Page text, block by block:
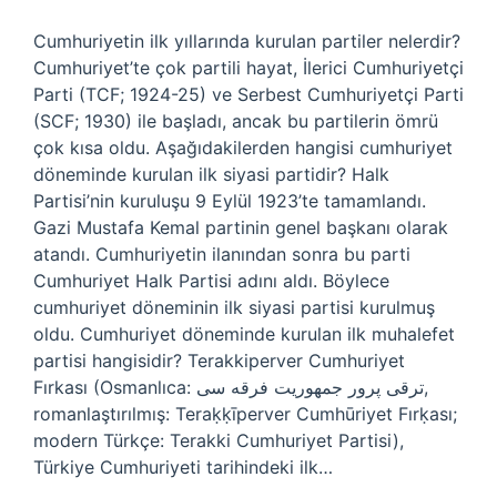
Cumhuriyetin ilk yıllarında kurulan partiler nelerdir?
Cumhuriyet’te çok partili hayat, İlerici Cumhuriyetçi
Parti (TCF; 1924-25) ve Serbest Cumhuriyetçi Parti
(SCF; 1930) ile başladı, ancak bu partilerin ömrü
çok kısa oldu. Aşağıdakilerden hangisi cumhuriyet
döneminde kurulan ilk siyasi partidir? Halk
Partisi’nin kuruluşu 9 Eylül 1923’te tamamlandı.
Gazi Mustafa Kemal partinin genel başkanı olarak
atandı. Cumhuriyetin ilanından sonra bu parti
Cumhuriyet Halk Partisi adını aldı. Böylece
cumhuriyet döneminin ilk siyasi partisi kurulmuş
oldu. Cumhuriyet döneminde kurulan ilk muhalefet
partisi hangisidir? Terakkiperver Cumhuriyet
Fırkası (Osmanlıca: ترقی‌ پرور جمهوریت فرقه‌‌ سی,
romanlaştırılmış: Teraḳḳīperver Cumhūriyet Fırḳası;
modern Türkçe: Terakki Cumhuriyet Partisi),
Türkiye Cumhuriyeti tarihindeki ilk…